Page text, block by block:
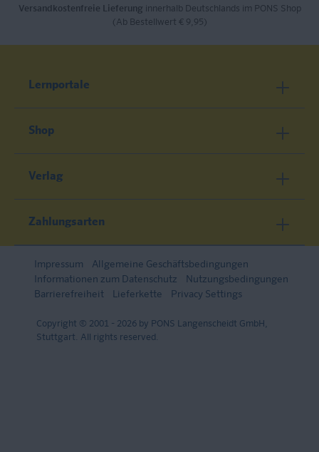
Versandkostenfreie Lieferung innerhalb Deutschlands im PONS Shop
(Ab Bestellwert € 9,95)
Lernportale
Shop
Verlag
Zahlungsarten
Impressum
Allgemeine Geschäftsbedingungen
Informationen zum Datenschutz
Nutzungsbedingungen
Barrierefreiheit
Lieferkette Privacy Settings
Copyright © 2001 - 2026 by PONS Langenscheidt GmbH,
Stuttgart. All rights reserved.